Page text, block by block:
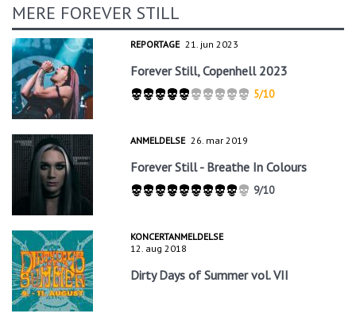
MERE FOREVER STILL
REPORTAGE 21. jun 2023
Forever Still, Copenhell 2023
5/10
ANMELDELSE 26. mar 2019
Forever Still - Breathe In Colours
9/10
KONCERTANMELDELSE
12. aug 2018
Dirty Days of Summer vol. VII